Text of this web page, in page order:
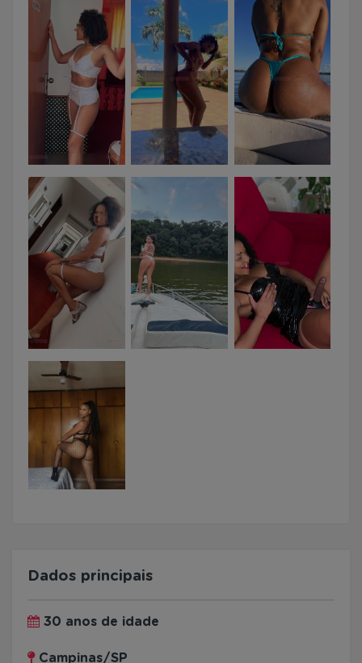
Dados principais
30 anos de idade
Campinas/SP